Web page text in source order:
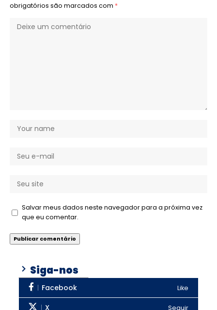
obrigatórios são marcados com *
Salvar meus dados neste navegador para a próxima vez
que eu comentar.
Siga-nos
Facebook Like
X Seguir